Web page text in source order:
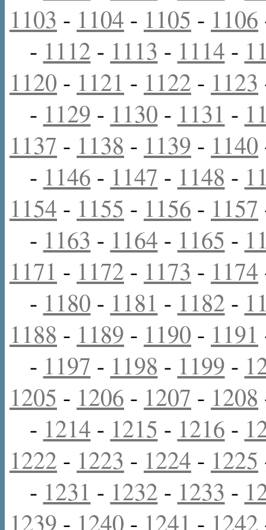
1103 - 1104 - 1105 - 1106
- 1112 - 1113 - 1114 -
1120 - 1121 - 1122 - 1123
- 1129 - 1130 - 1131 -
1137 - 1138 - 1139 - 1140
- 1146 - 1147 - 1148 -
1154 - 1155 - 1156 - 1157
- 1163 - 1164 - 1165 -
1171 - 1172 - 1173 - 1174
- 1180 - 1181 - 1182 -
1188 - 1189 - 1190 - 1191
- 1197 - 1198 - 1199 -
1205 - 1206 - 1207 - 1208
- 1214 - 1215 - 1216 -
1222 - 1223 - 1224 - 1225
- 1231 - 1232 - 1233 -
1239 - 1240 - 1241 - 1242